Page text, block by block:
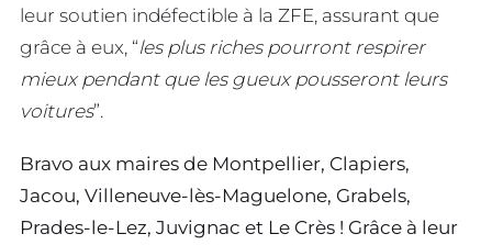
leur soutien indéfectible à la ZFE, assurant que
grâce à eux, “les plus riches pourront respirer
mieux pendant que les gueux pousseront leurs
voitures”.
Bravo aux maires de Montpellier, Clapiers,
Jacou, Villeneuve-lès-Maguelone, Grabels,
Prades-le-Lez, Juvignac et Le Crès ! Grâce à leur